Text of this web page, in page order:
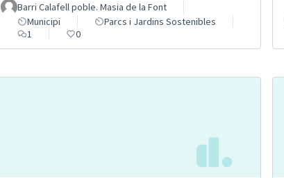
Barri Calafell poble. Masia de la Font
Municipi
Parcs i Jardins Sostenibles
1
0